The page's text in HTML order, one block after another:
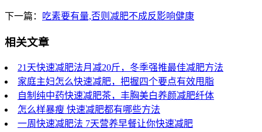
下一篇： 吃素要有量,否则减肥不成反影响健康
相关文章
21天快速减肥法月减20斤，冬季强推最佳减肥方法
家庭主妇怎么快速减肥，把握四个要点有效甩脂
自制纯中药快速减肥茶，丰胸美白养颜减肥纤体
怎么样暴瘦 快速减肥都有哪些方法
一周快速减肥法 7天营养早餐让你快速减肥